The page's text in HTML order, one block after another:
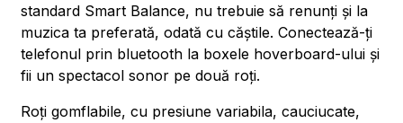
standard Smart Balance, nu trebuie să renunți și la
muzica ta preferată, odată cu căștile. Conectează-ți
telefonul prin bluetooth la boxele hoverboard-ului și
fii un spectacol sonor pe două roți.
Roți gomflabile, cu presiune variabila, cauciucate,